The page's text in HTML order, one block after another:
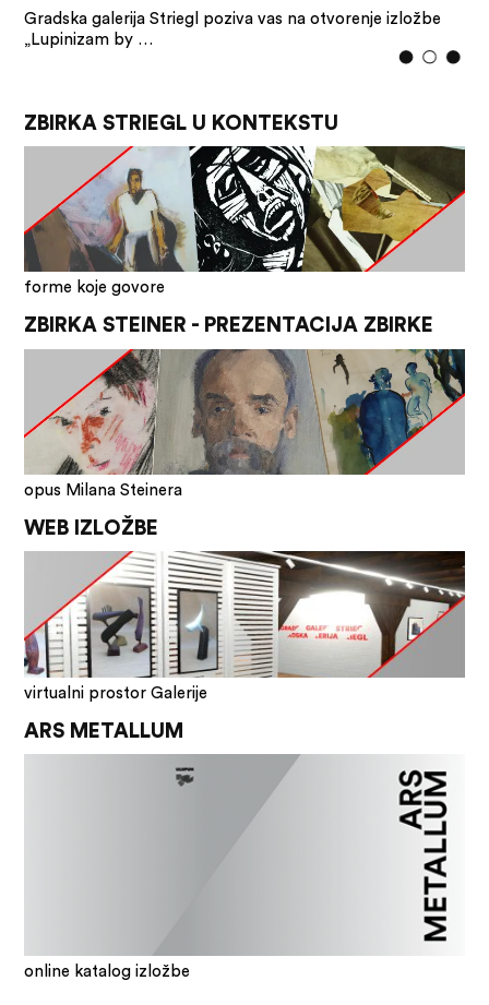
U sklopu ovogodišnjeg Sisačkog sajma cvijeća i
manifestacije Cvjetni korzo, …
ZBIRKA STRIEGL U KONTEKSTU
forme koje govore
ZBIRKA STEINER - PREZENTACIJA ZBIRKE
opus Milana Steinera
WEB IZLOŽBE
virtualni prostor Galerije
ARS METALLUM
online katalog izložbe